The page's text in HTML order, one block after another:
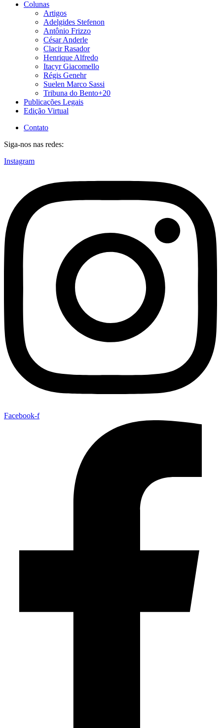
Colunas
Artigos
Adelgides Stefenon
Antônio Frizzo
César Anderle
Clacir Rasador
Henrique Alfredo
Itacyr Giacomello
Régis Genehr
Suelen Marco Sassi
Tribuna do Bento+20
Publicações Legais
Edição Virtual
Contato
Siga-nos nas redes:
Instagram
Facebook-f